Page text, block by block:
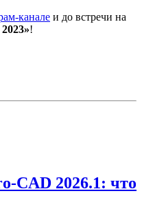
канале и до встречи на
!
CAD 2026.1: что